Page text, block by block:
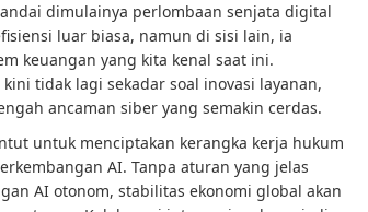
dimulainya perlombaan senjata digital
luar biasa, namun di sisi lain, ia
keuangan yang kita kenal saat ini.
tidak lagi sekadar soal inovasi layanan,
ancaman siber yang semakin cerdas.
untuk menciptakan kerangka kerja hukum
AI. Tanpa aturan yang jelas
AI otonom, stabilitas ekonomi global akan